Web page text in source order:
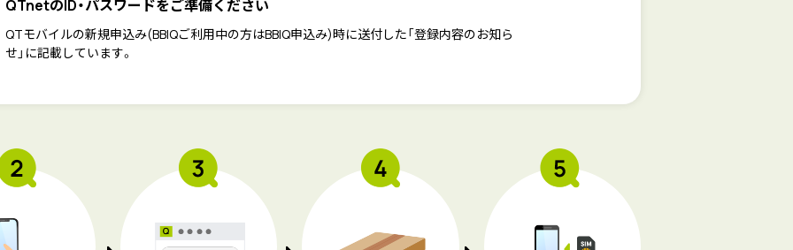
QTnetのID・パスワードをご準備ください
QTモバイルの新規申込み(BBIQご利用中の方はBBIQ申込み)時に送付した「登録内容のお知ら
せ」に記載しています。